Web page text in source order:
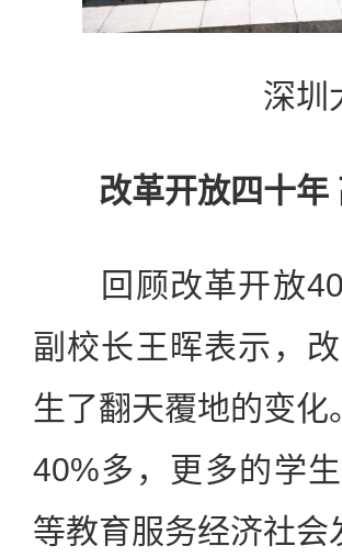
深圳
改革开放四十年
回顾改革开放40
副校长王晖表示，
生了翻天覆地的变
40%多，更多的学
等教育服务经济社